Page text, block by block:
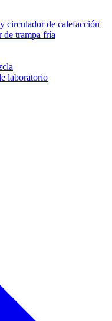
circulador de calefacción
de trampa fría
laboratorio